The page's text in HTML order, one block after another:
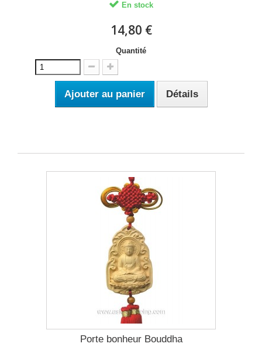
En stock
14,80 €
Quantité
Ajouter au panier Détails
Porte bonheur Bouddha